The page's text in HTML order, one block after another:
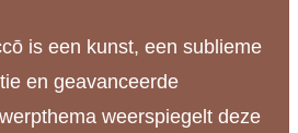
is een kunst, een sublieme
en geavanceerde
weerspiegelt deze